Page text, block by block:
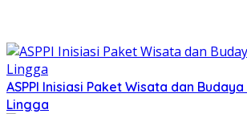
ASPPI Inisiasi Paket Wisata dan
Lingga